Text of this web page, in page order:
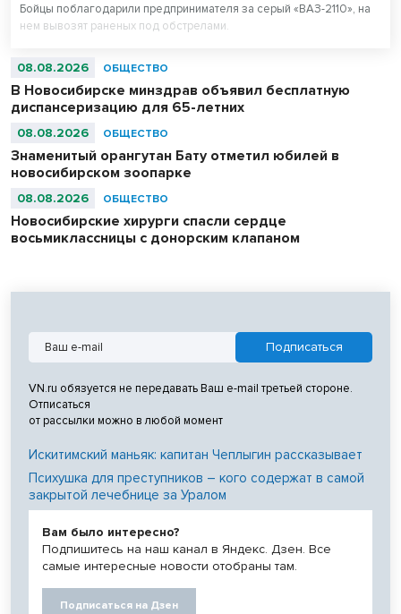
Бойцы поблагодарили предпринимателя за серый «ВАЗ-2110», на
нем вывозят раненых под обстрелами.
08.08.2026 ОБЩЕСТВО
В Новосибирске минздрав объявил бесплатную
диспансеризацию для 65-летних
08.08.2026 ОБЩЕСТВО
Знаменитый орангутан Бату отметил юбилей в
новосибирском зоопарке
08.08.2026 ОБЩЕСТВО
Новосибирские хирурги спасли сердце
восьмиклассницы с донорским клапаном
VN.ru обязуется не передавать Ваш e-mail третьей стороне.
Отписаться
от рассылки можно в любой момент
Искитимский маньяк: капитан Чеплыгин рассказывает
Психушка для преступников – кого содержат в самой
закрытой лечебнице за Уралом
Вам было интересно?
Подпишитесь на наш канал в Яндекс. Дзен. Все
самые интересные новости отобраны там.
Подписаться на Дзен